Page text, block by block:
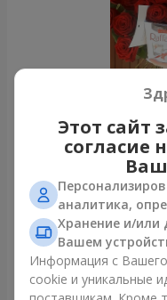
Все
Этот сайт
согласие
аналитика,
Хранение и/или
Вашем
Информация с
cookie и уникальные